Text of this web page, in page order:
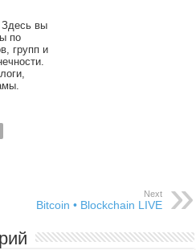
Здесь вы
по
групп и
Next
Bitcoin • Blockchain LIVE